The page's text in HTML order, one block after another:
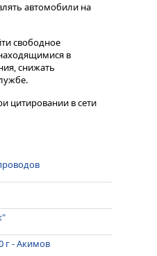
автомобили на
свободное
в
снижать
цитировании в сети
г - Акимов